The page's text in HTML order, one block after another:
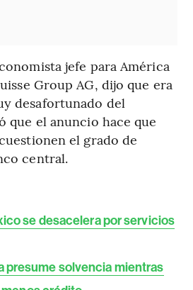
jefe para América
Group AG, dijo que era
desafortunado del
que el anuncio hace que
el grado de
central.
se desacelera por servicios
presume solvencia mientras